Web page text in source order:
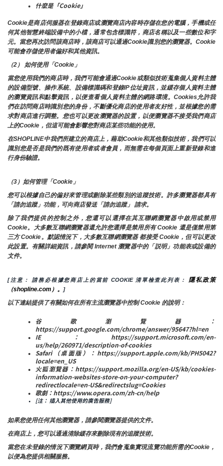
什麼是「Cookie」
Cookie是商店伺服器在登錄商店或瀏覽商店內容時存儲在您的電腦，手機或任
何其他智慧終端設備中的小檔，通常包含標識符，商店名稱以及一些數位和字
元。當您再次訪問該商店時，該商店可以通過Cookie識別您的瀏覽器。Cookie
可能會存儲使用者偏好和其他資訊。
（2） 如何使用「Cookie」
當您使用我們的商店時，我們可能會通過Cookie或類似技術蒐集個人資料主體
的設備型號、操作系統、設備標識碼和登錄IP位址資訊，並緩存個人資料主體
的瀏覽資訊和點擊資訊，以便查看個人資料主體的網路環境。Cookies允許我
們在訪問商店時識別您的身份，不斷優化商店的使用者友好性，並根據您的需
求對商店進行調整。您也可以更改瀏覽器的設置，以便瀏覽器不接受我們商店
上的Cookie，但這可能會影響您對商店某些功能的使用。
在SHOPLINE中我們所建立的商店上，藉助Cookie和其他類似技術，我們可以
識別您是否是我們的既有使用者或者會員，而無需在每個頁面上重新登錄和進
行身份驗證。
（3）如何管理「Cookie」
您可以根據自己的偏好來管理或刪除某些類別的追蹤技術。許多瀏覽器都具有
「請勿追蹤」功能，可向商店發送「請勿追蹤」 請求。
除了我們提供的控制之外，您還可以選擇在其互聯網瀏覽器中啟用或禁用
Cookie。大多數互聯網瀏覽器還允許您選擇是禁用所有 Cookie 還是僅禁用第
三方 Cookie。默認情況下，大多數互聯網瀏覽器 都接受 Cookie，但可以更改
此設置。有關詳細資訊，請參閱 Internet 瀏覽器中的「説明」功能表或設備的
文件。
[注意： 請務必根據您商店上的當前 COOKIE 清單檢查此列表： 隱私政策
（shopline.com）。
]
以下連結提供了有關如何在所有主流瀏覽器中控制 Cookie 的說明：
谷歌瀏覽器：
https://support.google.com/chrome/answer/95647?hl=en
IE：https://support.microsoft.com/en-
us/help/260971/description-of-cookies
Safari（桌面版）：https://support.apple.com/kb/PH5042?
locale=en_US
火狐瀏覽器：https://support.mozilla.org/en-US/kb/cookies-
information-websites-store-on-your-computer?
redirectlocale=en-US&redirectslug=Cookies
歌劇：https://www.opera.com/zh-cn/help
[注： 插入其他使用的廣告服務]
如果您使用任何其他瀏覽器，請參閱瀏覽器提供的文件。
在商店上，您可以通過清除緩存來刪除現有的追蹤技術。
當您在未登錄的情況下瀏覽網頁時，我們會蒐集實現流覽功能所需的Cookie，
以便為您提供相關服務。